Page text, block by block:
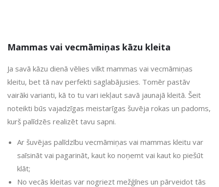
Mammas vai vecmāmiņas kāzu kleita
Ja savā kāzu dienā vēlies vilkt mammas vai vecmāmiņas
kleitu, bet tā nav perfekti saglabājusies. Tomēr pastāv
vairāki varianti, kā to tu vari iekļaut savā jaunajā kleitā. Šeit
noteikti būs vajadzīgas meistarīgas šuvēja rokas un padoms,
kurš palīdzēs realizēt tavu sapni.
Ar šuvējas palīdzību vecmāmiņas vai mammas kleitu var
saīsināt vai pagarināt, kaut ko noņemt vai kaut ko piešūt
klāt;
No vecās kleitas var nogriezt mežģīnes un pārveidot tās